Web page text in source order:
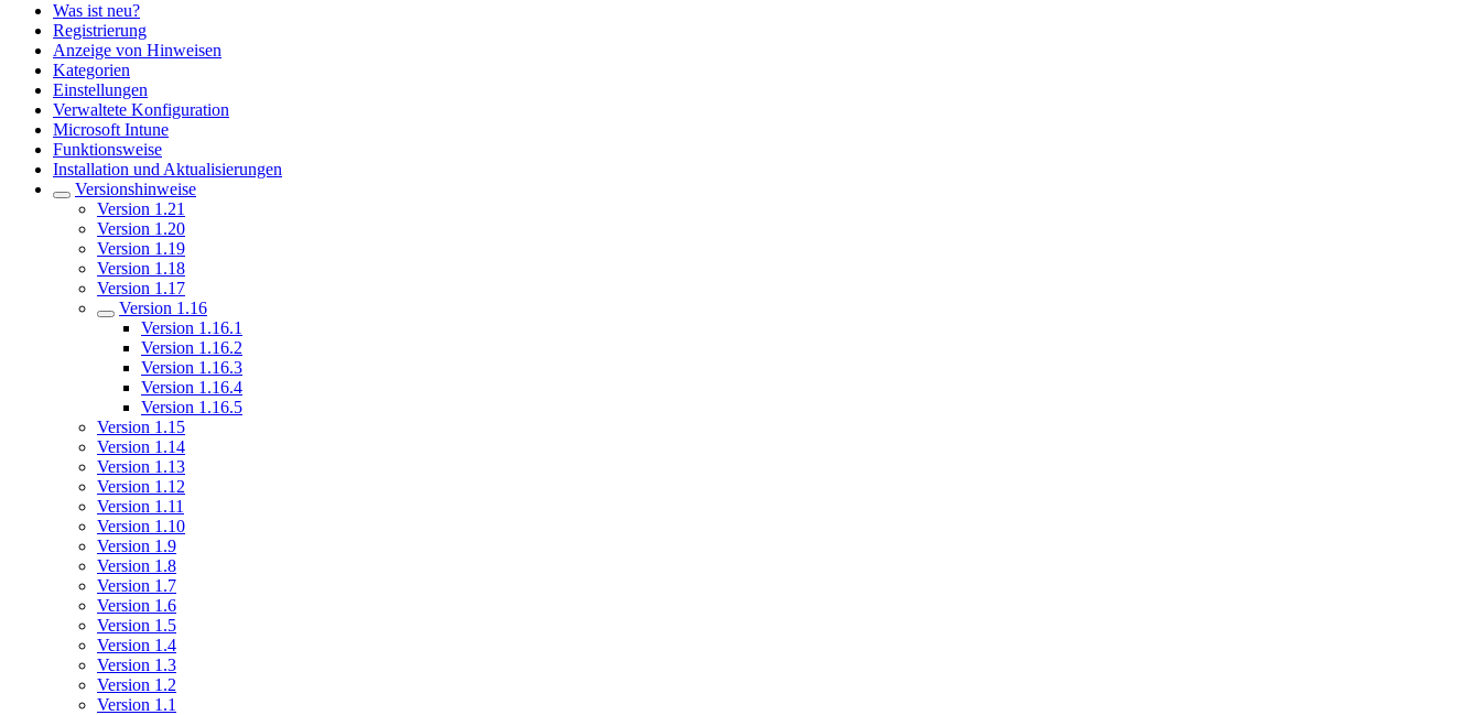
Was ist neu?
Registrierung
Anzeige von Hinweisen
Kategorien
Einstellungen
Verwaltete Konfiguration
Microsoft Intune
Funktionsweise
Installation und Aktualisierungen
Versionshinweise
Version 1.21
Version 1.20
Version 1.19
Version 1.18
Version 1.17
Version 1.16
Version 1.16.1
Version 1.16.2
Version 1.16.3
Version 1.16.4
Version 1.16.5
Version 1.15
Version 1.14
Version 1.13
Version 1.12
Version 1.11
Version 1.10
Version 1.9
Version 1.8
Version 1.7
Version 1.6
Version 1.5
Version 1.4
Version 1.3
Version 1.2
Version 1.1